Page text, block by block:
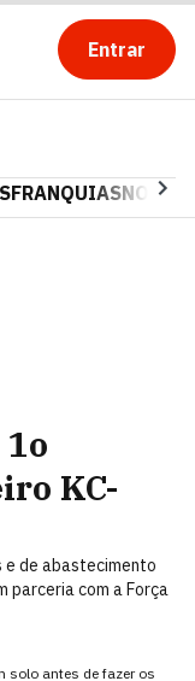
Entrar
FRANQUIAS
KC-
de abastecimento
parceria com a Força
solo antes de fazer os